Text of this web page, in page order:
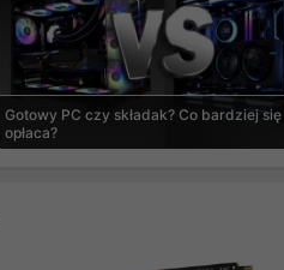
Gotowy PC czy składak? Co bardziej się
opłaca?